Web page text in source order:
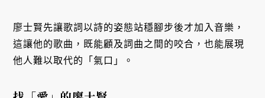
廖士賢先讓歌詞以詩的姿態站穩腳步後才加入音樂，
這讓他的歌曲，既能顧及詞曲之間的咬合，也能展現
他人難以取代的「氣口」。